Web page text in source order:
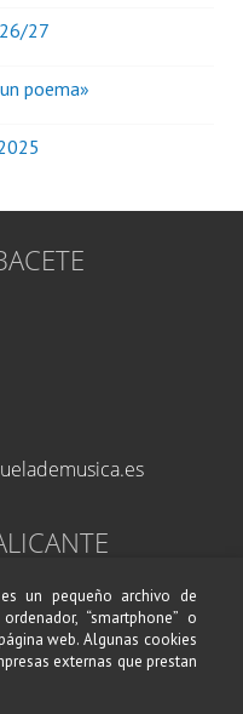
27
poema»
un pequeño archivo de
“smartphone” o
web. Algunas cookies
externas que prestan